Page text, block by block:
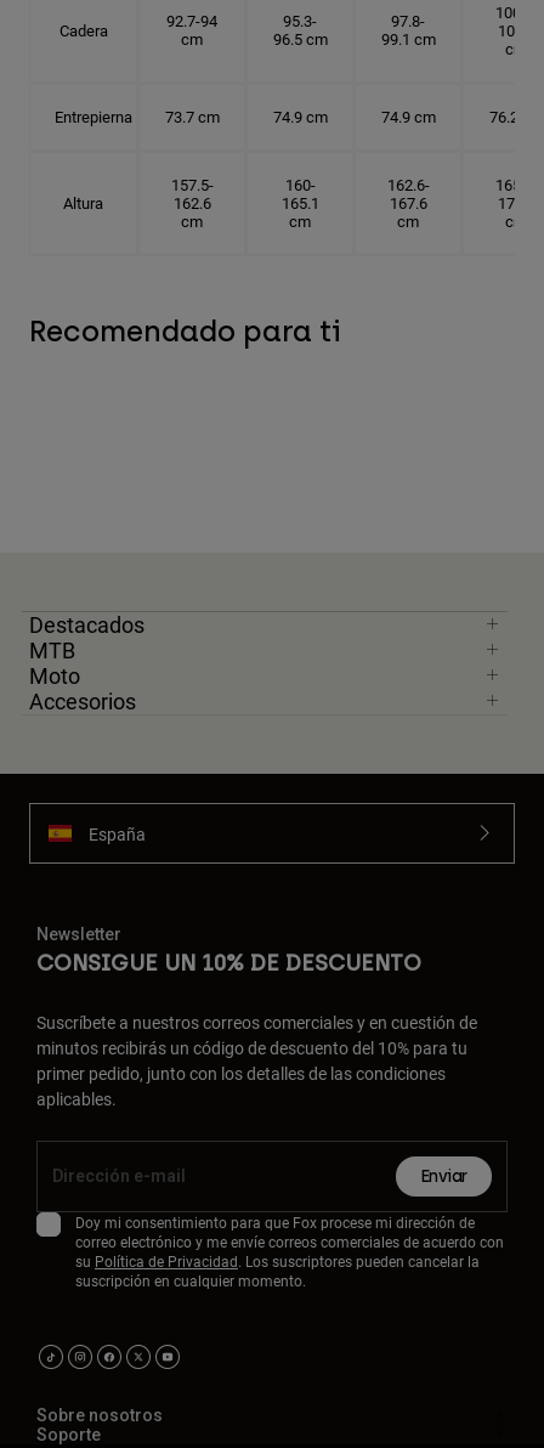
Cadera
92.7-94
cm
95.3-
96.5 cm
97.8-
99.1 cm
100.3-
101.6
cm
Entrepierna 73.7 cm 74.9 cm 74.9 cm 76.2 cm
Altura
157.5-
162.6
cm
160-
165.1
cm
162.6-
167.6
cm
165.1-
172.7
cm
Recomendado para ti
Destacados
MTB
Moto
Accesorios
España
Newsletter
CONSIGUE UN 10% DE DESCUENTO
Suscríbete a nuestros correos comerciales y en cuestión de
minutos recibirás un código de descuento del 10% para tu
primer pedido, junto con los detalles de las condiciones
aplicables.
Enviar
Doy mi consentimiento para que Fox procese mi dirección de
correo electrónico y me envíe correos comerciales de acuerdo con
su Política de Privacidad. Los suscriptores pueden cancelar la
suscripción en cualquier momento.
Sobre nosotros
Soporte